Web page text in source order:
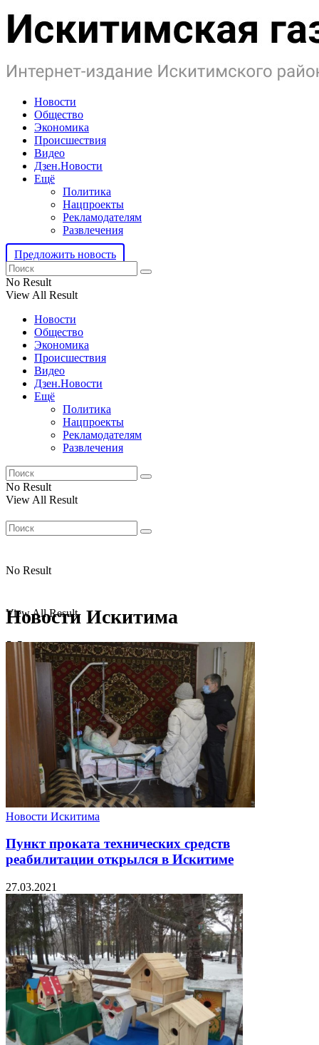
Новости
Общество
Экономика
Происшествия
Видео
Дзен.Новости
Ещё
Политика
Нацпроекты
Рекламодателям
Развлечения
Предложить новость
No Result
View All Result
Новости
Общество
Экономика
Происшествия
Видео
Дзен.Новости
Ещё
Политика
Нацпроекты
Рекламодателям
Развлечения
No Result
View All Result
No Result
View All Result
Новости Искитима
Новости Искитима
Пункт проката технических средств
реабилитации открылся в Искитиме
27.03.2021